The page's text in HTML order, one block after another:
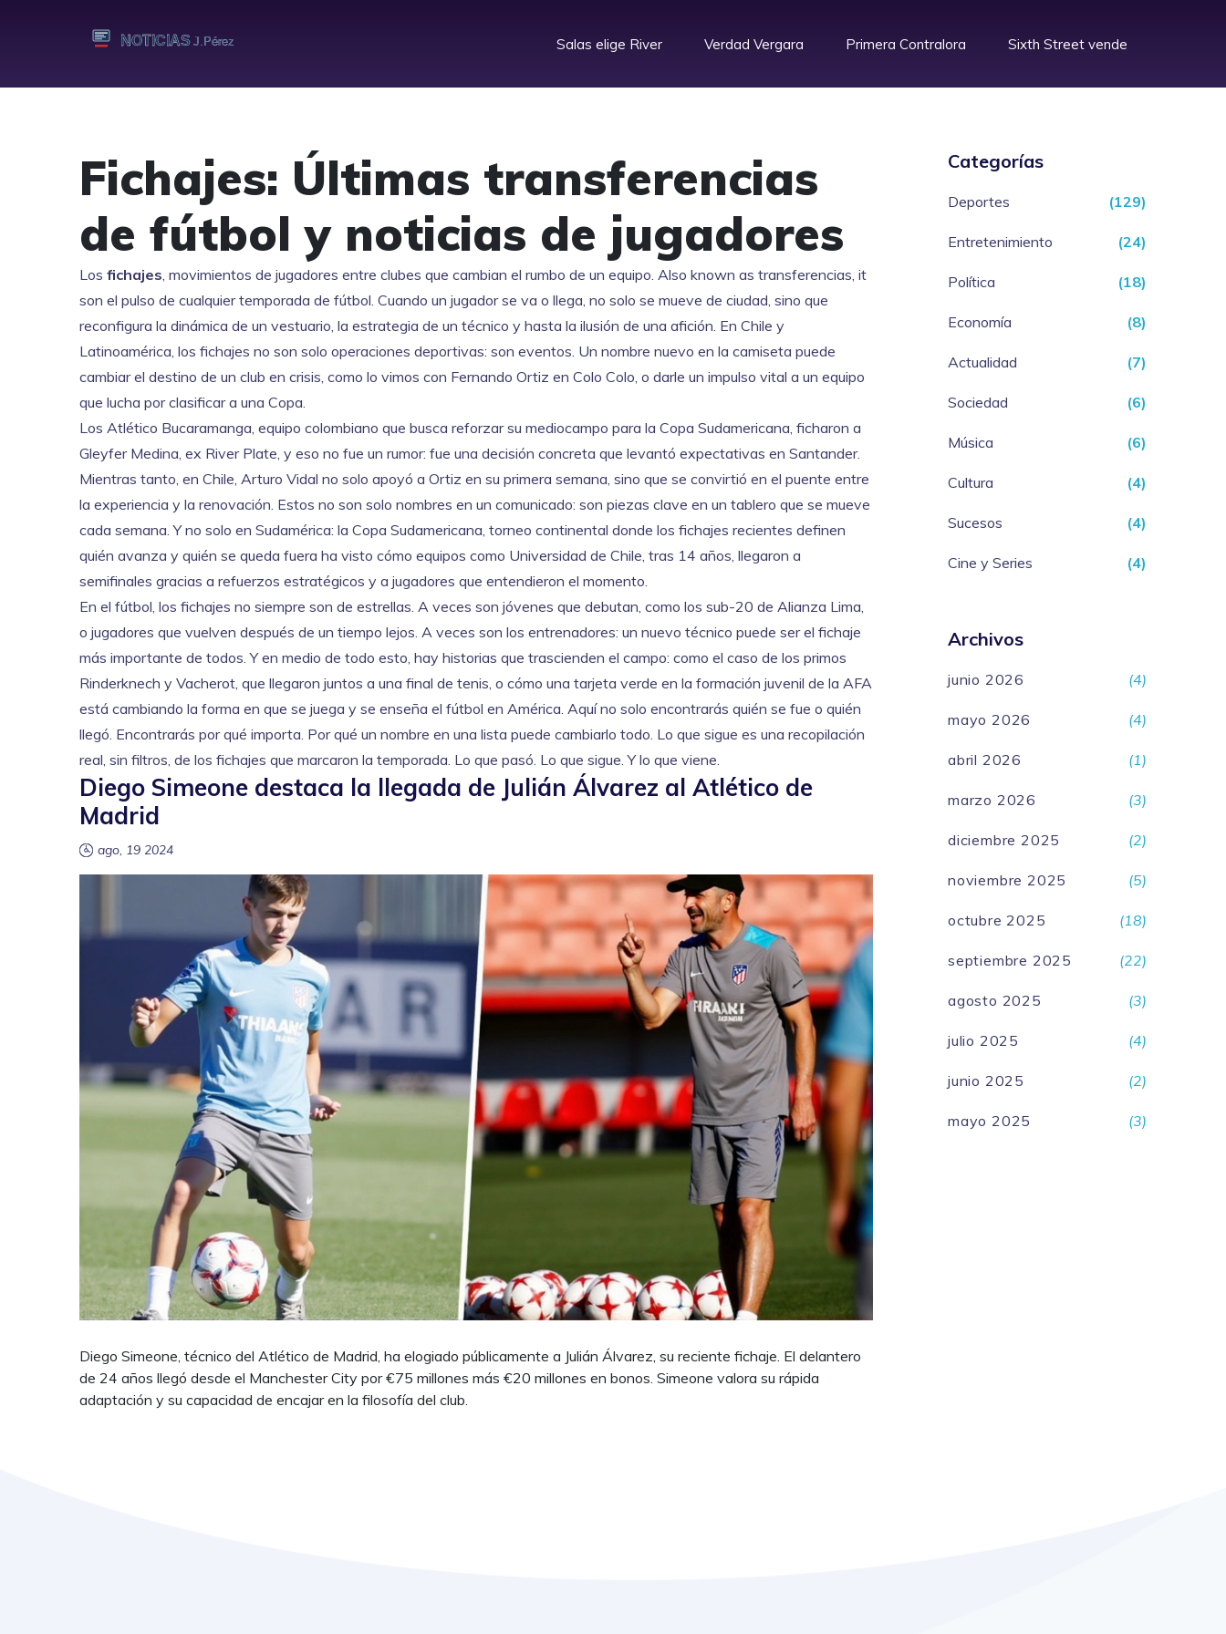
Salas elige River Verdad Vergara Primera Contralora Sixth Street vende
Fichajes: Últimas transferencias
de fútbol y noticias de jugadores
Los fichajes, movimientos de jugadores entre clubes que cambian el rumbo de un equipo. Also known as transferencias, it
son el pulso de cualquier temporada de fútbol. Cuando un jugador se va o llega, no solo se mueve de ciudad, sino que
reconfigura la dinámica de un vestuario, la estrategia de un técnico y hasta la ilusión de una afición. En Chile y
Latinoamérica, los fichajes no son solo operaciones deportivas: son eventos. Un nombre nuevo en la camiseta puede
cambiar el destino de un club en crisis, como lo vimos con Fernando Ortiz en Colo Colo, o darle un impulso vital a un equipo
que lucha por clasificar a una Copa.
Los Atlético Bucaramanga, equipo colombiano que busca reforzar su mediocampo para la Copa Sudamericana, ficharon a
Gleyfer Medina, ex River Plate, y eso no fue un rumor: fue una decisión concreta que levantó expectativas en Santander.
Mientras tanto, en Chile, Arturo Vidal no solo apoyó a Ortiz en su primera semana, sino que se convirtió en el puente entre
la experiencia y la renovación. Estos no son solo nombres en un comunicado: son piezas clave en un tablero que se mueve
cada semana. Y no solo en Sudamérica: la Copa Sudamericana, torneo continental donde los fichajes recientes definen
quién avanza y quién se queda fuera ha visto cómo equipos como Universidad de Chile, tras 14 años, llegaron a
semifinales gracias a refuerzos estratégicos y a jugadores que entendieron el momento.
En el fútbol, los fichajes no siempre son de estrellas. A veces son jóvenes que debutan, como los sub-20 de Alianza Lima,
o jugadores que vuelven después de un tiempo lejos. A veces son los entrenadores: un nuevo técnico puede ser el fichaje
más importante de todos. Y en medio de todo esto, hay historias que trascienden el campo: como el caso de los primos
Rinderknech y Vacherot, que llegaron juntos a una final de tenis, o cómo una tarjeta verde en la formación juvenil de la AFA
está cambiando la forma en que se juega y se enseña el fútbol en América. Aquí no solo encontrarás quién se fue o quién
llegó. Encontrarás por qué importa. Por qué un nombre en una lista puede cambiarlo todo. Lo que sigue es una recopilación
real, sin filtros, de los fichajes que marcaron la temporada. Lo que pasó. Lo que sigue. Y lo que viene.
Diego Simeone destaca la llegada de Julián Álvarez al Atlético de
Madrid
ago, 19 2024
Diego Simeone, técnico del Atlético de Madrid, ha elogiado públicamente a Julián Álvarez, su reciente fichaje. El delantero
de 24 años llegó desde el Manchester City por €75 millones más €20 millones en bonos. Simeone valora su rápida
adaptación y su capacidad de encajar en la filosofía del club.
Categorías
Deportes (129)
Entretenimiento (24)
Política (18)
Economía (8)
Actualidad (7)
Sociedad (6)
Música (6)
Cultura (4)
Sucesos (4)
Cine y Series (4)
Archivos
junio 2026 (4)
mayo 2026 (4)
abril 2026 (1)
marzo 2026 (3)
diciembre 2025 (2)
noviembre 2025 (5)
octubre 2025 (18)
septiembre 2025 (22)
agosto 2025 (3)
julio 2025 (4)
junio 2025 (2)
mayo 2025 (3)